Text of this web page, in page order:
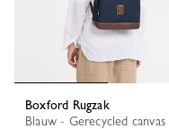
Boxford Rugzak
Blauw - Gerecycled canvas